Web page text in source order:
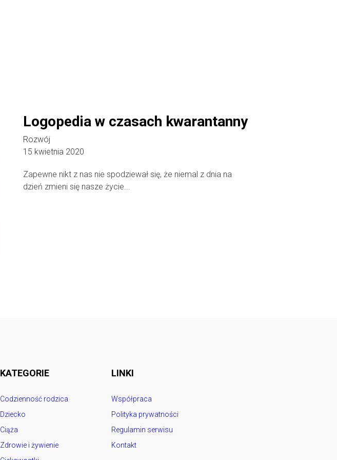
Logopedia w czasach kwarantanny
Rozwój
15 kwietnia 2020
Zapewne nikt z nas nie spodziewał się, że niemal z dnia na
dzień zmieni się nasze życie...
KATEGORIE
Codzienność rodzica
Dziecko
Ciąża
Zdrowie i żywienie
LINKI
Współpraca
Polityka prywatności
Regulamin serwisu
Kontakt